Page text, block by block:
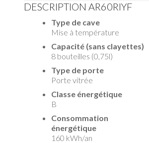
DESCRIPTION AR60RIYF
Type de cave
Mise à température
Capacité (sans clayettes)
8 bouteilles (0,75l)
Type de porte
Porte vitrée
Classe énergétique
B
Consommation
énergétique
160 kWh/an